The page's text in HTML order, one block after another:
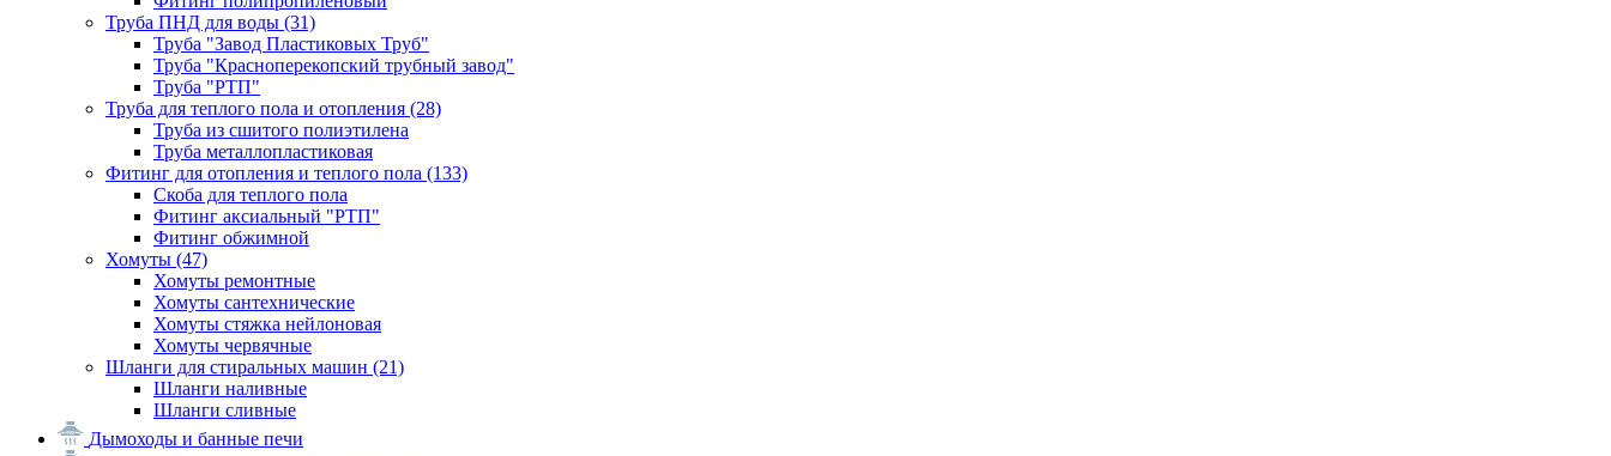
Труба ПНД для воды (31)
Труба "Завод Пластиковых Труб"
Труба "Красноперекопский трубный завод"
Труба "РТП"
Труба для теплого пола и отопления (28)
Труба из сшитого полиэтилена
Труба металлопластиковая
Фитинг для отопления и теплого пола (133)
Скоба для теплого пола
Фитинг аксиальный "РТП"
Фитинг обжимной
Хомуты (47)
Хомуты ремонтные
Хомуты сантехнические
Хомуты стяжка нейлоновая
Хомуты червячные
Шланги для стиральных машин (21)
Шланги наливные
Шланги сливные
Дымоходы и банные печи